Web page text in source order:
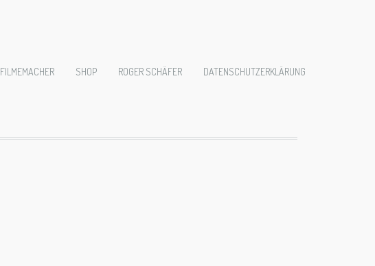
FILMEMACHER SHOP ROGER SCHÄFER DATENSCHUTZERKLÄRUNG